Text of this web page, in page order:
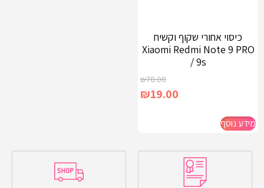
כיסוי אחורי שקוף וקשיח
Xiaomi Redmi Note 9 PRO
/ 9s
₪70.00
₪19.00
מידע נוסף